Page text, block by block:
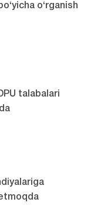
o‘rganish
talabalari